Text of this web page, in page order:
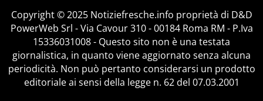
Copyright © 2025 Notiziefresche.info proprietà di D&D
PowerWeb Srl - Via Cavour 310 - 00184 Roma RM - P.Iva
15336031008 - Questo sito non è una testata
giornalistica, in quanto viene aggiornato senza alcuna
periodicità. Non può pertanto considerarsi un prodotto
editoriale ai sensi della legge n. 62 del 07.03.2001